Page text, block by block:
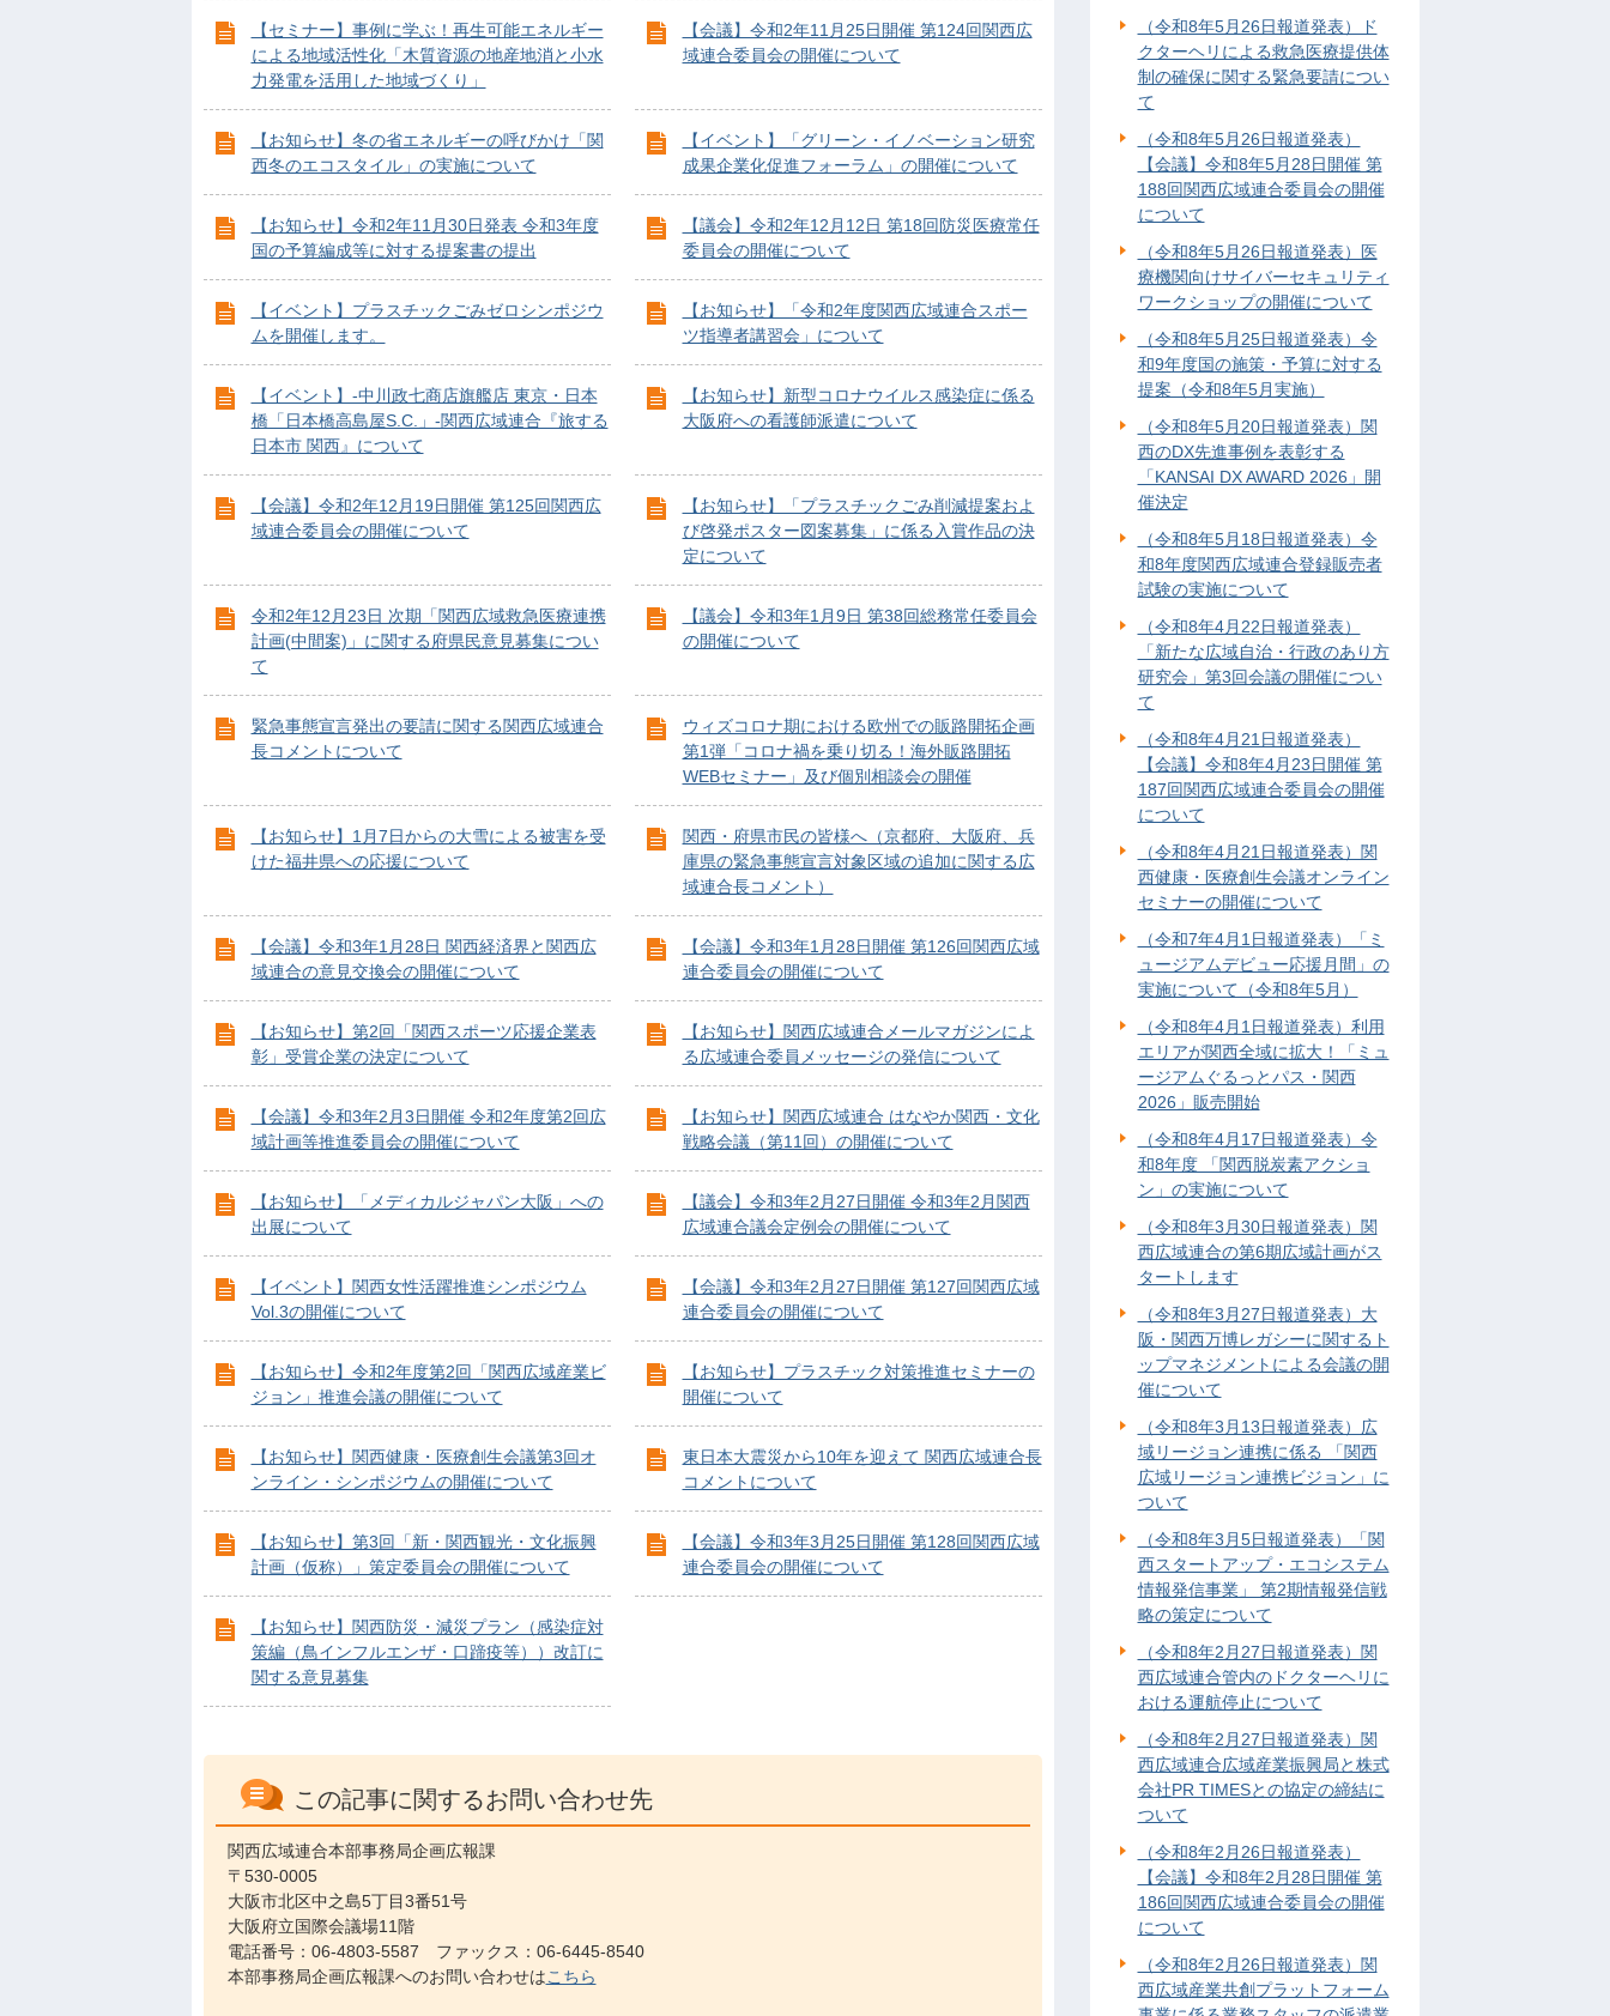
【セミナー】事例に学ぶ！再生可能エネルギー
による地域活性化「木質資源の地産地消と小水
力発電を活用した地域づくり」
【会議】令和2年11月25日開催 第124回関西広
域連合委員会の開催について
【お知らせ】冬の省エネルギーの呼びかけ「関
西冬のエコスタイル」の実施について
【イベント】「グリーン・イノベーション研究
成果企業化促進フォーラム」の開催について
【お知らせ】令和2年11月30日発表 令和3年度
国の予算編成等に対する提案書の提出
【議会】令和2年12月12日 第18回防災医療常任
委員会の開催について
【イベント】プラスチックごみゼロシンポジウ
ムを開催します。
【お知らせ】「令和2年度関西広域連合スポー
ツ指導者講習会」について
【イベント】-中川政七商店旗艦店 東京・日本
橋「日本橋高島屋S.C.」-関西広域連合『旅する
日本市 関西』について
【お知らせ】新型コロナウイルス感染症に係る
大阪府への看護師派遣について
【会議】令和2年12月19日開催 第125回関西広
域連合委員会の開催について
【お知らせ】「プラスチックごみ削減提案およ
び啓発ポスター図案募集」に係る入賞作品の決
定について
令和2年12月23日 次期「関西広域救急医療連携
計画(中間案)」に関する府県民意見募集につい
て
【議会】令和3年1月9日 第38回総務常任委員会
の開催について
緊急事態宣言発出の要請に関する関西広域連合
長コメントについて
ウィズコロナ期における欧州での販路開拓企画
第1弾「コロナ禍を乗り切る！海外販路開拓
WEBセミナー」及び個別相談会の開催
【お知らせ】1月7日からの大雪による被害を受
けた福井県への応援について
関西・府県市民の皆様へ（京都府、大阪府、兵
庫県の緊急事態宣言対象区域の追加に関する広
域連合長コメント）
【会議】令和3年1月28日 関西経済界と関西広
域連合の意見交換会の開催について
【会議】令和3年1月28日開催 第126回関西広域
連合委員会の開催について
【お知らせ】第2回「関西スポーツ応援企業表
彰」受賞企業の決定について
【お知らせ】関西広域連合メールマガジンによ
る広域連合委員メッセージの発信について
【会議】令和3年2月3日開催 令和2年度第2回広
域計画等推進委員会の開催について
【お知らせ】関西広域連合 はなやか関西・文化
戦略会議（第11回）の開催について
【お知らせ】「メディカルジャパン大阪」への
出展について
【議会】令和3年2月27日開催 令和3年2月関西
広域連合議会定例会の開催について
【イベント】関西女性活躍推進シンポジウム
Vol.3の開催について
【会議】令和3年2月27日開催 第127回関西広域
連合委員会の開催について
【お知らせ】令和2年度第2回「関西広域産業ビ
ジョン」推進会議の開催について
【お知らせ】プラスチック対策推進セミナーの
開催について
【お知らせ】関西健康・医療創生会議第3回オ
ンライン・シンポジウムの開催について
東日本大震災から10年を迎えて 関西広域連合長
コメントについて
【お知らせ】第3回「新・関西観光・文化振興
計画（仮称）」策定委員会の開催について
【会議】令和3年3月25日開催 第128回関西広域
連合委員会の開催について
【お知らせ】関西防災・減災プラン（感染症対
策編（鳥インフルエンザ・口蹄疫等））改訂に
関する意見募集
この記事に関するお問い合わせ先
関西広域連合本部事務局企画広報課
〒530-0005
大阪市北区中之島5丁目3番51号
大阪府立国際会議場11階
電話番号：06-4803-5587 ファックス：06-6445-8540
本部事務局企画広報課へのお問い合わせはこちら
（令和8年5月26日報道発表）ド
クターヘリによる救急医療提供体
制の確保に関する緊急要請につい
て
（令和8年5月26日報道発表）
【会議】令和8年5月28日開催 第
188回関西広域連合委員会の開催
について
（令和8年5月26日報道発表）医
療機関向けサイバーセキュリティ
ワークショップの開催について
（令和8年5月25日報道発表）令
和9年度国の施策・予算に対する
提案（令和8年5月実施）
（令和8年5月20日報道発表）関
西のDX先進事例を表彰する
「KANSAI DX AWARD 2026」開
催決定
（令和8年5月18日報道発表）令
和8年度関西広域連合登録販売者
試験の実施について
（令和8年4月22日報道発表）
「新たな広域自治・行政のあり方
研究会」第3回会議の開催につい
て
（令和8年4月21日報道発表）
【会議】令和8年4月23日開催 第
187回関西広域連合委員会の開催
について
（令和8年4月21日報道発表）関
西健康・医療創生会議オンライン
セミナーの開催について
（令和7年4月1日報道発表）「ミ
ュージアムデビュー応援月間」の
実施について（令和8年5月）
（令和8年4月1日報道発表）利用
エリアが関西全域に拡大！「ミュ
ージアムぐるっとパス・関西
2026」販売開始
（令和8年4月17日報道発表）令
和8年度 「関西脱炭素アクショ
ン」の実施について
（令和8年3月30日報道発表）関
西広域連合の第6期広域計画がス
タートします
（令和8年3月27日報道発表）大
阪・関西万博レガシーに関するト
ップマネジメントによる会議の開
催について
（令和8年3月13日報道発表）広
域リージョン連携に係る 「関西
広域リージョン連携ビジョン」に
ついて
（令和8年3月5日報道発表）「関
西スタートアップ・エコシステム
情報発信事業」 第2期情報発信戦
略の策定について
（令和8年2月27日報道発表）関
西広域連合管内のドクターヘリに
おける運航停止について
（令和8年2月27日報道発表）関
西広域連合広域産業振興局と株式
会社PR TIMESとの協定の締結に
ついて
（令和8年2月26日報道発表）
【会議】令和8年2月28日開催 第
186回関西広域連合委員会の開催
について
（令和8年2月26日報道発表）関
⻄広域産業共創プラットフォーム